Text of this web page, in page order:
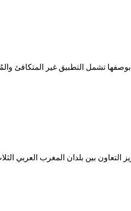
بوصفها تشمل التطبيق غير المتكافئ
التعاون بين بلدان المغرب العربي